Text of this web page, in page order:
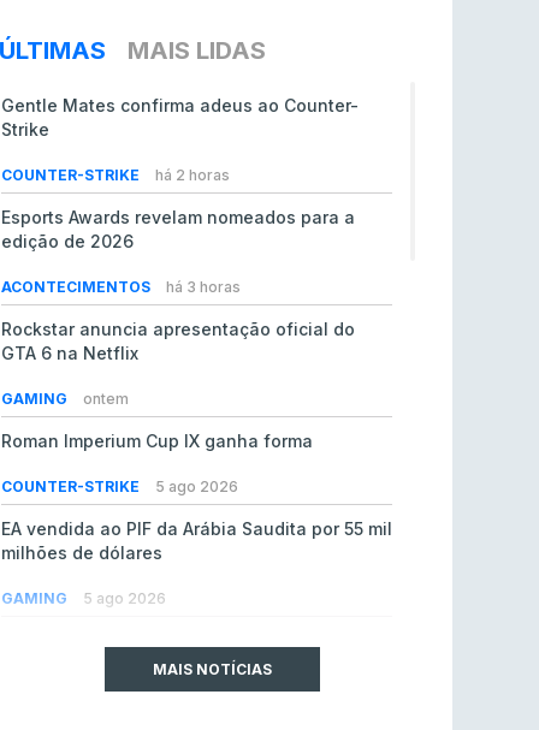
ÚLTIMAS MAIS LIDAS
Gentle Mates confirma adeus ao Counter-
Strike
COUNTER-STRIKE há 2 horas
Esports Awards revelam nomeados para a
edição de 2026
ACONTECIMENTOS há 3 horas
Rockstar anuncia apresentação oficial do
GTA 6 na Netflix
GAMING ontem
Roman Imperium Cup IX ganha forma
COUNTER-STRIKE 5 ago 2026
EA vendida ao PIF da Arábia Saudita por 55 mil
milhões de dólares
GAMING 5 ago 2026
MAIS NOTÍCIAS